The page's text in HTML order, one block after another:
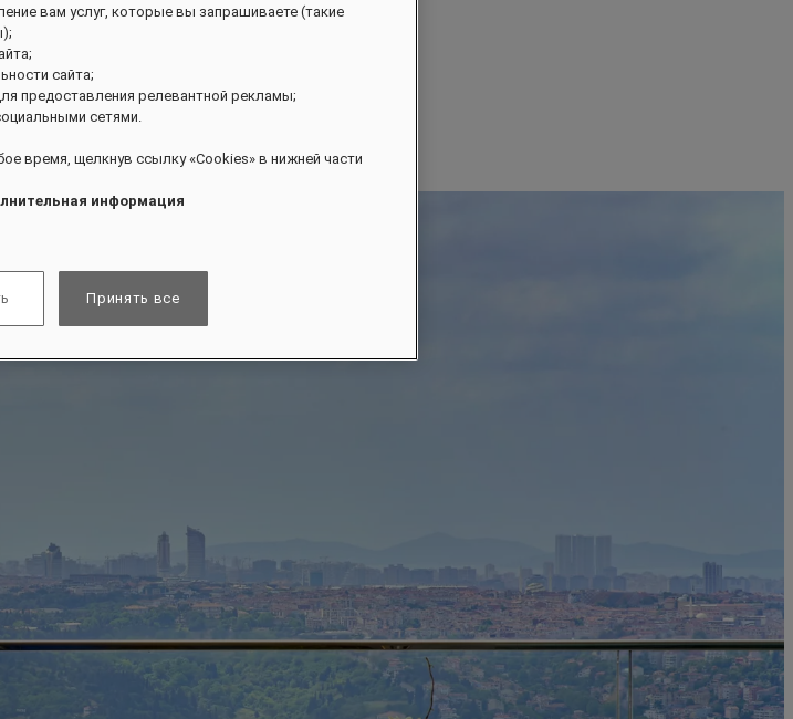
вам услуг, которые вы запрашиваете (такие
сайта;
предоставления релевантной рекламы;
сетями.
время, щелкнув ссылку «Cookies» в нижней части
информация
Принять все